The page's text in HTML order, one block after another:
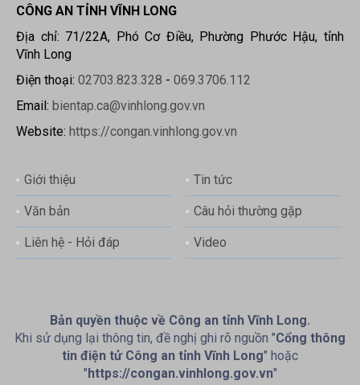
CÔNG AN TỈNH VĨNH LONG
Địa chỉ: 71/22A, Phó Cơ Điều, Phường Phước Hậu, tỉnh
Vĩnh Long
Điện thoại: 02703.823.328 - 069.3706.112
Email: bientap.ca@vinhlong.gov.vn
Website: https://congan.vinhlong.gov.vn
Giới thiệu Tin tức
Văn bản Câu hỏi thường gặp
Liên hệ - Hỏi đáp Video
Bản quyền thuộc về Công an tỉnh Vĩnh Long.
Khi sử dụng lại thông tin, đề nghị ghi rõ nguồn "Cổng thông
tin điện tử Công an tỉnh Vĩnh Long" hoặc
"https://congan.vinhlong.gov.vn"